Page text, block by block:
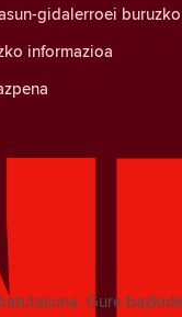
gidalerroei
informazioa
Gure